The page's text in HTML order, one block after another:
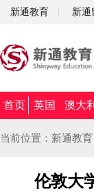
新通教育 新通
首页 英国 澳大
当前位置： 新通教育
伦敦大